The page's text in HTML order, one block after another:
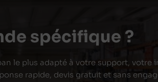
spécifique ?
le plus adapté à votre support, votre
rapide, devis gratuit et sans